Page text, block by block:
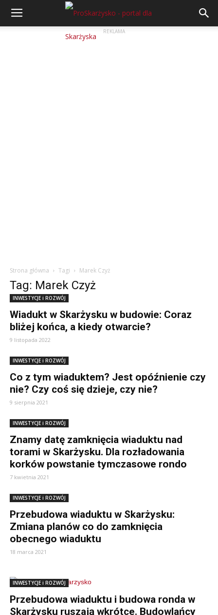
REKLAMA
Strona główna Tagi Marek Czyż
Tag: Marek Czyż
INWESTYCJE i ROZWÓJ
Wiadukt w Skarżysku w budowie: Coraz
bliżej końca, a kiedy otwarcie?
9 listopada 2022
INWESTYCJE i ROZWÓJ
Co z tym wiaduktem? Jest opóźnienie czy
nie? Czy coś się dzieje, czy nie?
9 sierpnia 2021
INWESTYCJE i ROZWÓJ
Znamy datę zamknięcia wiaduktu nad
torami w Skarżysku. Dla rozładowania
korków powstanie tymczasowe rondo
7 kwietnia 2021
INWESTYCJE i ROZWÓJ
Przebudowa wiaduktu w Skarżysku:
Zmiana planów co do zamknięcia
obecnego wiaduktu
18 marca 2021
INWESTYCJE i ROZWÓJ
Przebudowa wiaduktu i budowa ronda w
Skarżysku ruszają wkrótce. Budowlańcy